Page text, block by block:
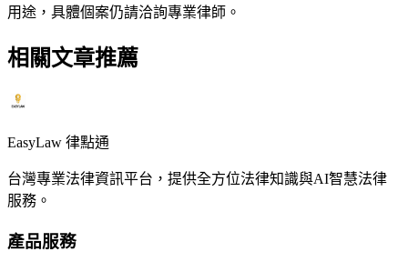
用途，具體個案仍請洽詢專業律師。
相關文章推薦
EasyLaw 律點通
台灣專業法律資訊平台，提供全方位法律知識與AI智慧法律
服務。
產品服務